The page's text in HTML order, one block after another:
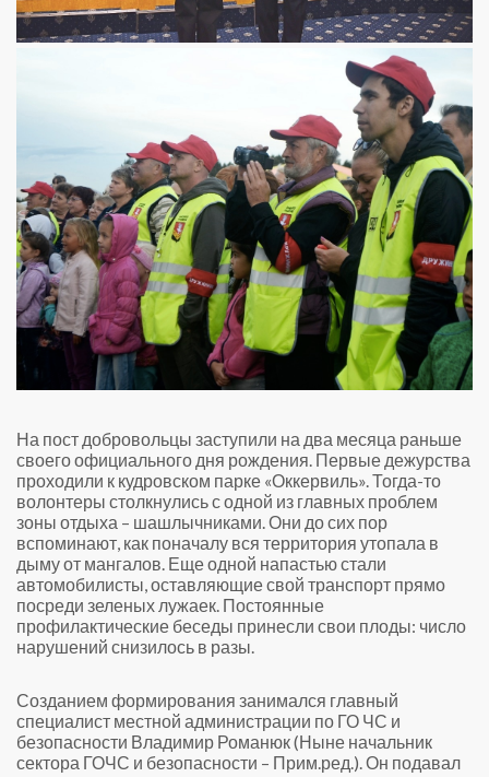
На пост добровольцы заступили на два месяца раньше
своего официального дня рождения. Первые дежурства
проходили к кудровском парке «Оккервиль». Тогда-то
волонтеры столкнулись с одной из главных проблем
зоны отдыха – шашлычниками. Они до сих пор
вспоминают, как поначалу вся территория утопала в
дыму от мангалов. Еще одной напастью стали
автомобилисты, оставляющие свой транспорт прямо
посреди зеленых лужаек. Постоянные
профилактические беседы принесли свои плоды: число
нарушений снизилось в разы.
Созданием формирования занимался главный
специалист местной администрации по ГО ЧС и
безопасности Владимир Романюк (Ныне начальник
сектора ГОЧС и безопасности – Прим.ред.). Он подавал